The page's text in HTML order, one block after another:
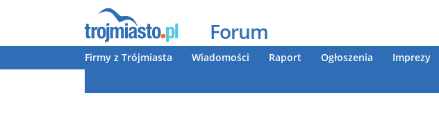
Forum
Firmy z Trójmiasta Wiadomości Raport Ogłoszenia Imprezy